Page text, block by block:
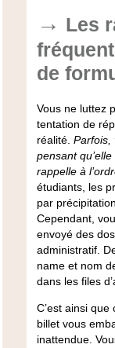
Les
de
Vous ne luttez
tentation de
réalité. Parfois,
pensant
rappelle à
étudiants, les
par
Cependant,
envoyé des
administratif.
name et nom
dans les files
C’est ainsi que
billet vous
inattendue.